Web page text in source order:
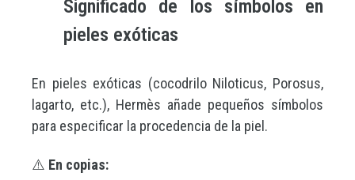
Significado de los símbolos en
pieles exóticas
En pieles exóticas (cocodrilo Niloticus, Porosus,
lagarto, etc.), Hermès añade pequeños símbolos
para especificar la procedencia de la piel.
⚠️ En copias: